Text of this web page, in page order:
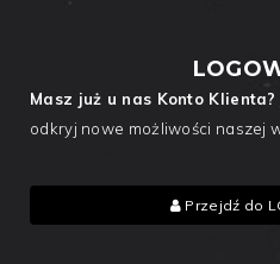
Masz już u nas Konto Klienta?
odkryj nowe możliwości naszej
Przejdź do